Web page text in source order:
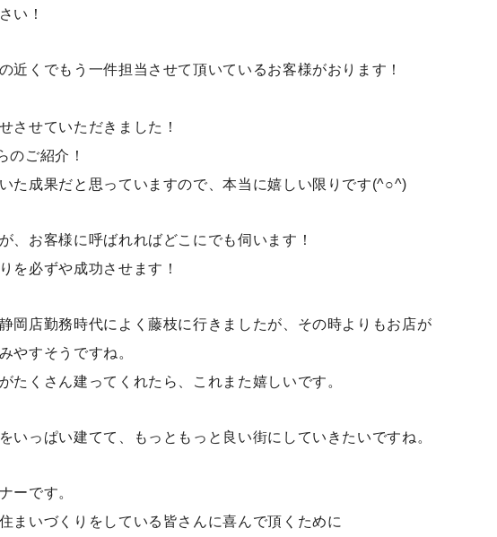
い！
近くでもう一件担当させて頂いているお客様がおります！
させていただきました！
のご紹介！
た成果だと思っていますので、本当に嬉しい限りです(^○^)
、お客様に呼ばれればどこにでも伺います！
を必ずや成功させます！
岡店勤務時代によく藤枝に行きましたが、その時よりもお店が
やすそうですね。
たくさん建ってくれたら、これまた嬉しいです。
いっぱい建てて、もっともっと良い街にしていきたいですね。
ーです。
まいづくりをしている皆さんに喜んで頂くために